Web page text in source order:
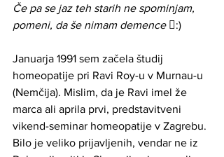
Če pa se jaz teh starih ne spominjam,
pomeni, da še nimam demence :)
Januarja 1991 sem začela študij
homeopatije pri Ravi Roy-u v Murnau-u
(Nemčija). Mislim, da je Ravi imel že
marca ali aprila prvi, predstavitveni
vikend-seminar homeopatije v Zagrebu.
Bilo je veliko prijavljenih, vendar ne iz